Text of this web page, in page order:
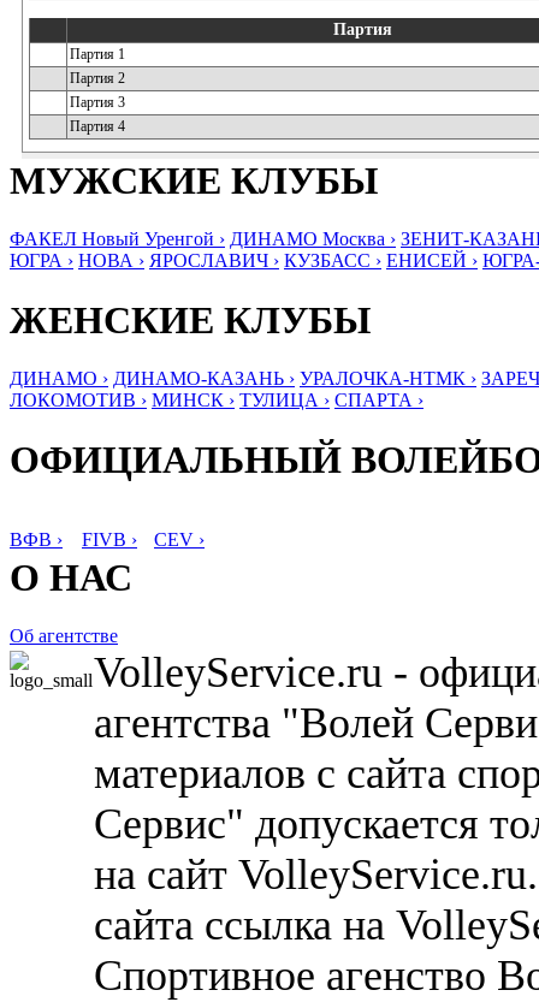
Партия
Партия 1
Партия 2
Партия 3
Партия 4
МУЖСКИЕ КЛУБЫ
ФАКЕЛ Новый Уренгой › ДИНАМО Москва › ЗЕНИТ-
ЮГРА › НОВА › ЯРОСЛАВИЧ › КУЗБАСС › ЕНИСЕЙ ›
ЖЕНСКИЕ КЛУБЫ
ДИНАМО › ДИНАМО-КАЗАНЬ › УРАЛОЧКА-НТМК ›
ЛОКОМОТИВ › МИНСК › ТУЛИЦА › СПАРТА ›
ОФИЦИАЛЬНЫЙ
ВФВ › FIVB › CEV ›
О НАС
Об агентстве
VolleyService.ru -
агентства "Волей
материалов с сайта
Сервис" допускается
на сайт
сайта ссылка на
Спортивное агенство